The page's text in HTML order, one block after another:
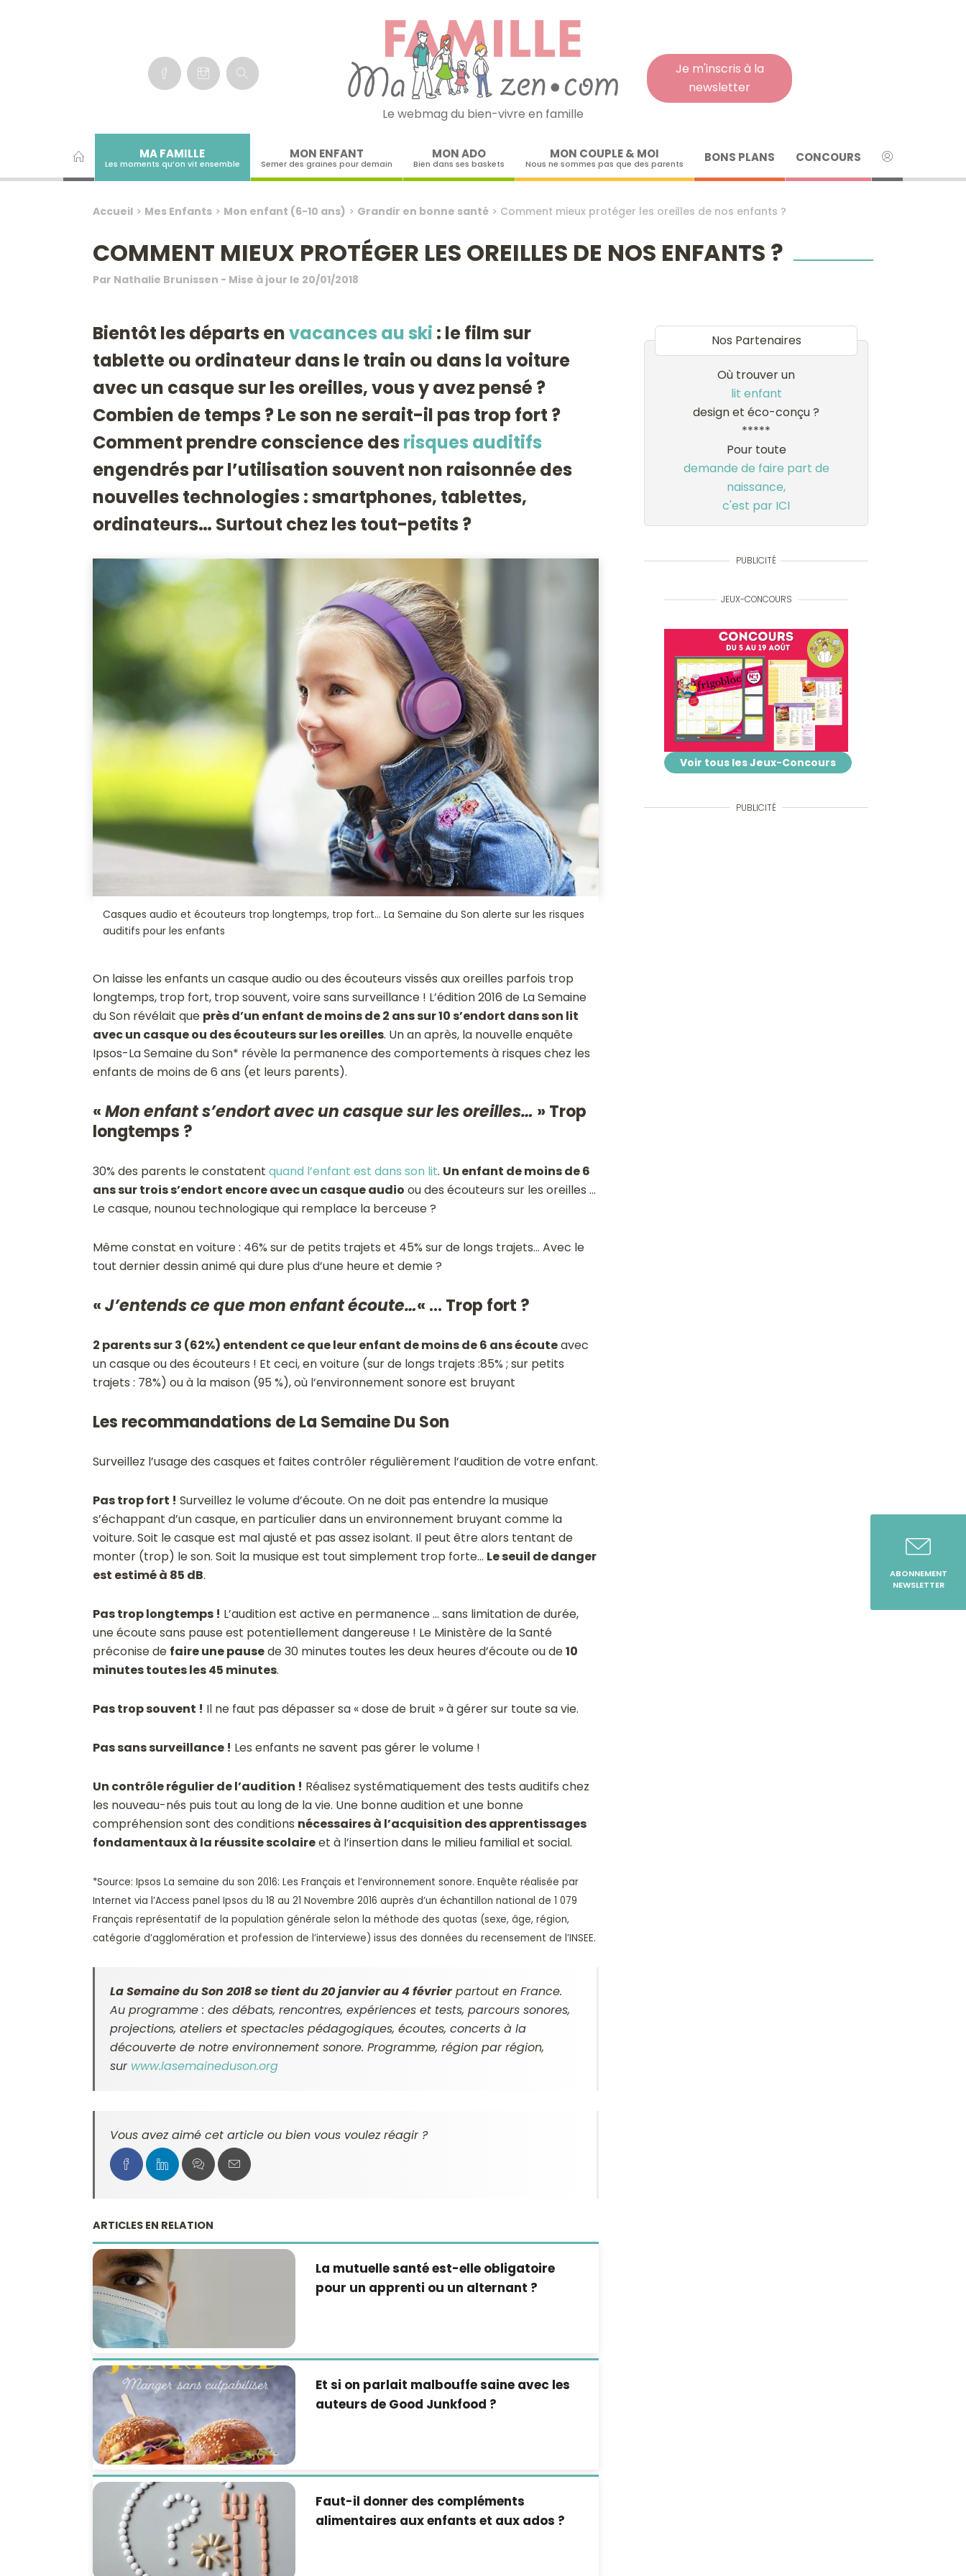
Je m'inscris à la
newsletter
Le webmag du bien-vivre en famille
MA FAMILLE
Les moments qu’on vit ensemble
MON ENFANT
Semer des graines pour demain
MON ADO
Bien dans ses baskets
MON COUPLE & MOI
Nous ne sommes pas que des parents BONS PLANS CONCOURS
Accueil> Mes Enfants> Mon enfant (6-10 ans) > Grandir en bonne santé> Comment mieux protéger les oreilles de nos enfants ?
COMMENT MIEUX PROTÉGER LES OREILLES DE NOS ENFANTS ?
Par Nathalie Brunissen - Mise à jour le 20/01/2018
Bientôt les départs envacances au ski : le film sur
tablette ou ordinateur dans le train ou dans la voiture
avec un casque sur les oreilles, vous y avez pensé ?
Combien de temps ? Le son ne serait-il pas trop fort ?
Comment prendre conscience des risques auditifs
engendrés par l’utilisation souvent non raisonnée des
nouvelles technologies : smartphones, tablettes,
ordinateurs… Surtout chez les tout-petits ?
Casques audio et écouteurs trop longtemps, trop fort… La Semaine du Son alerte sur les risques
auditifs pour les enfants
On laisse les enfants un casque audio ou des écouteurs vissés aux oreilles parfois trop
longtemps, trop fort, trop souvent, voire sans surveillance ! L’édition 2016 de La Semaine
du Son révélait que près d’un enfant de moins de 2 ans sur 10 s’endort dans son lit
avec un casque ou des écouteurs sur les oreilles. Un an après, la nouvelle enquête
Ipsos-La Semaine du Son* révèle la permanence des comportements à risques chez les
enfants de moins de 6 ans (et leurs parents).
«Mon enfant s’endort avec un casque sur les oreilles… » Trop
longtemps ?
30% des parents le constatent quand l’enfant est dans son lit. Un enfant de moins de 6
ans sur trois s’endort encore avec un casque audio ou des écouteurs sur les oreilles …
Le casque, nounou technologique qui remplace la berceuse ?
Même constat en voiture : 46% sur de petits trajets et 45% sur de longs trajets… Avec le
tout dernier dessin animé qui dure plus d’une heure et demie ?
«J’entends ce que mon enfant écoute…« … Trop fort ?
2 parents sur 3 (62%) entendent ce que leur enfant de moins de 6 ans écouteavec
un casque ou des écouteurs ! Et ceci, en voiture (sur de longs trajets :85% ; sur petits
trajets : 78%) ou à la maison (95 %), où l’environnement sonore est bruyant
Les recommandations de La Semaine Du Son
Surveillez l’usage des casques et faites contrôler régulièrement l’audition de votre enfant.
Pas trop fort ! Surveillez le volume d’écoute. On ne doit pas entendre la musique
s’échappant d’un casque, en particulier dans un environnement bruyant comme la
voiture. Soit le casque est mal ajusté et pas assez isolant. Il peut être alors tentant de
monter (trop) le son. Soit la musique est tout simplement trop forte… Le seuil de danger
est estimé à 85 dB.
Pas trop longtemps ! L’audition est active en permanence … sans limitation de durée,
une écoute sans pause est potentiellement dangereuse ! Le Ministère de la Santé
préconise de faire une pausede 30 minutes toutes les deux heures d’écoute ou de10
minutes toutes les 45 minutes.
Pas trop souvent ! Il ne faut pas dépasser sa « dose de bruit » à gérer sur toute sa vie.
Pas sans surveillance ! Les enfants ne savent pas gérer le volume !
Un contrôle régulier de l’audition ! Réalisez systématiquement des tests auditifs chez
les nouveau-nés puis tout au long de la vie. Une bonne audition et une bonne
compréhension sont des conditions nécessaires à l’acquisition des apprentissages
fondamentaux à la réussite scolaireet à l’insertion dans le milieu familial et social.
*Source: Ipsos La semaine du son 2016: Les Français et l’environnement sonore. Enquête réalisée par
Internet via l’Access panel Ipsos du 18 au 21 Novembre 2016 auprès d’un échantillon national de 1 079
Français représentatif de la population générale selon la méthode des quotas (sexe, âge, région,
catégorie d’agglomération et profession de l’interviewe) issus des données du recensement de l’INSEE.
La Semaine du Son 2018 se tient du 20 janvier au 4 févrierpartout en France.
Au programme : des débats, rencontres, expériences et tests, parcours sonores,
projections, ateliers et spectacles pédagogiques, écoutes, concerts à la
découverte de notre environnement sonore. Programme, région par région,
sur www.lasemaineduson.org
Vous avez aimé cet article ou bien vous voulez réagir ?
ARTICLES EN RELATION
La mutuelle santé est-elle obligatoire
pour un apprenti ou un alternant ?
Et si on parlait malbouffe saine avec les
auteurs de Good Junkfood ?
Faut-il donner des compléments
alimentaires aux enfants et aux ados ?
Nos Partenaires
Où trouver un
lit enfant
design et éco-conçu ?
*****
Pour toute
demande de faire part de
naissance,
c'est par ICI
PUBLICITÉ
JEUX-CONCOURS
Voir tous les Jeux-Concours
PUBLICITÉ
ABONNEMENT
NEWSLETTER